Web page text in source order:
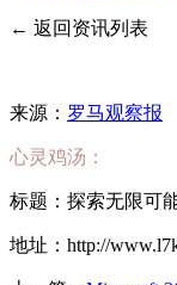
← 返回资讯列表
来源： 罗马观察报
心灵鸡汤：
标题：探索无限可
地址：http://